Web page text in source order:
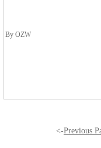
By OZW
<-Previous